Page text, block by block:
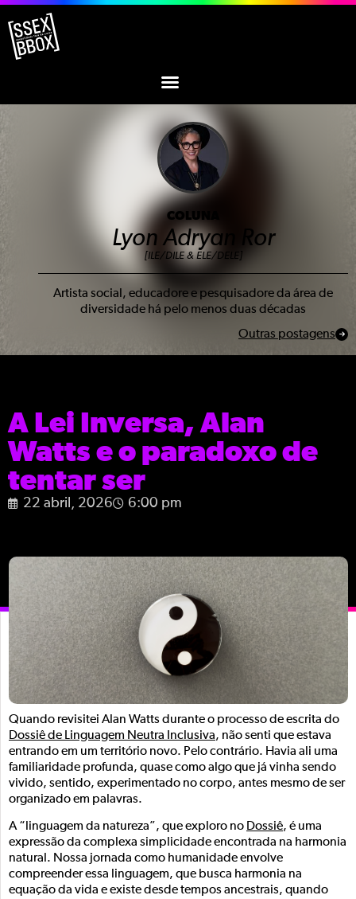
COLUNA
Lyon Adryan Ror
[ILE/DILE & ELE/DELE]
Artista social, educadore e pesquisadore da área de
diversidade há pelo menos duas décadas
Outras postagens
A Lei Inversa, Alan
Watts e o paradoxo de
tentar ser
22 abril, 2026 6:00 pm
Quando revisitei Alan Watts durante o processo de escrita do
Dossiê de Linguagem Neutra Inclusiva, não senti que estava
entrando em um território novo. Pelo contrário. Havia ali uma
familiaridade profunda, quase como algo que já vinha sendo
vivido, sentido, experimentado no corpo, antes mesmo de ser
organizado em palavras.
A “linguagem da natureza”, que exploro no Dossiê, é uma
expressão da complexa simplicidade encontrada na harmonia
natural. Nossa jornada como humanidade envolve
compreender essa linguagem, que busca harmonia na
equação da vida e existe desde tempos ancestrais, quando